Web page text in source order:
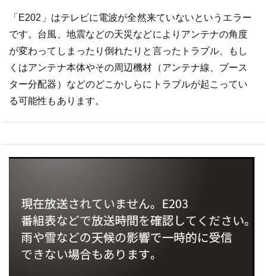
「E202」はテレビに電波が全然来ていないというエラー
です。台風、地震などの天災などによりアンテナの角度
が変わってしまったり倒れたりと言ったトラブル、もし
くはアンテナ本体やその周辺機材（アンテナ線、ブース
ター分配器）などのどこかしらにトラブルが起こってい
る可能性もあります。